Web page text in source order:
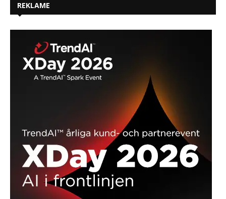
stigning i e-mailangreb
cybersikkerhed
REKLAME